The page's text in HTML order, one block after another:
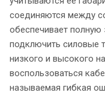
соединяются между
обеспечивает
подключить силовые
низкого и высокого
воспользоваться
называемая гибкая